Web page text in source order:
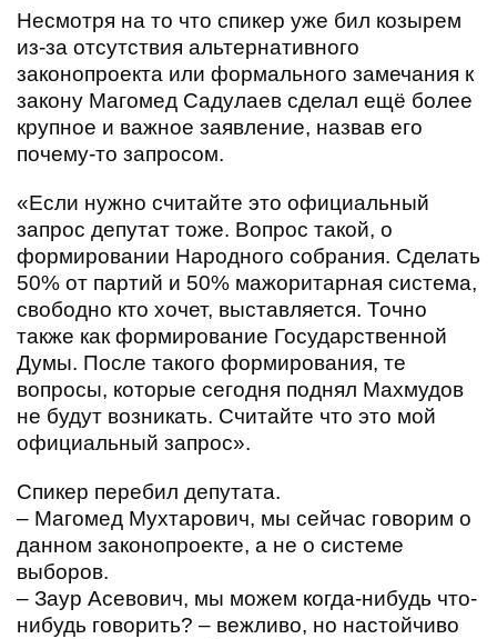
Несмотря на то что спикер уже бил козырем
из-за отсутствия альтернативного
законопроекта или формального замечания к
закону Магомед Садулаев сделал ещё более
крупное и важное заявление, назвав его
почему-то запросом.
«Если нужно считайте это официальный
запрос депутат тоже. Вопрос такой, о
формировании Народного собрания. Сделать
50% от партий и 50% мажоритарная система,
свободно кто хочет, выставляется. Точно
также как формирование Государственной
Думы. После такого формирования, те
вопросы, которые сегодня поднял Махмудов
не будут возникать. Считайте что это мой
официальный запрос».
Спикер перебил депутата.
– Магомед Мухтарович, мы сейчас говорим о
данном законопроекте, а не о системе
выборов.
– Заур Асевович, мы можем когда-нибудь что-
нибудь говорить? – вежливо, но настойчиво